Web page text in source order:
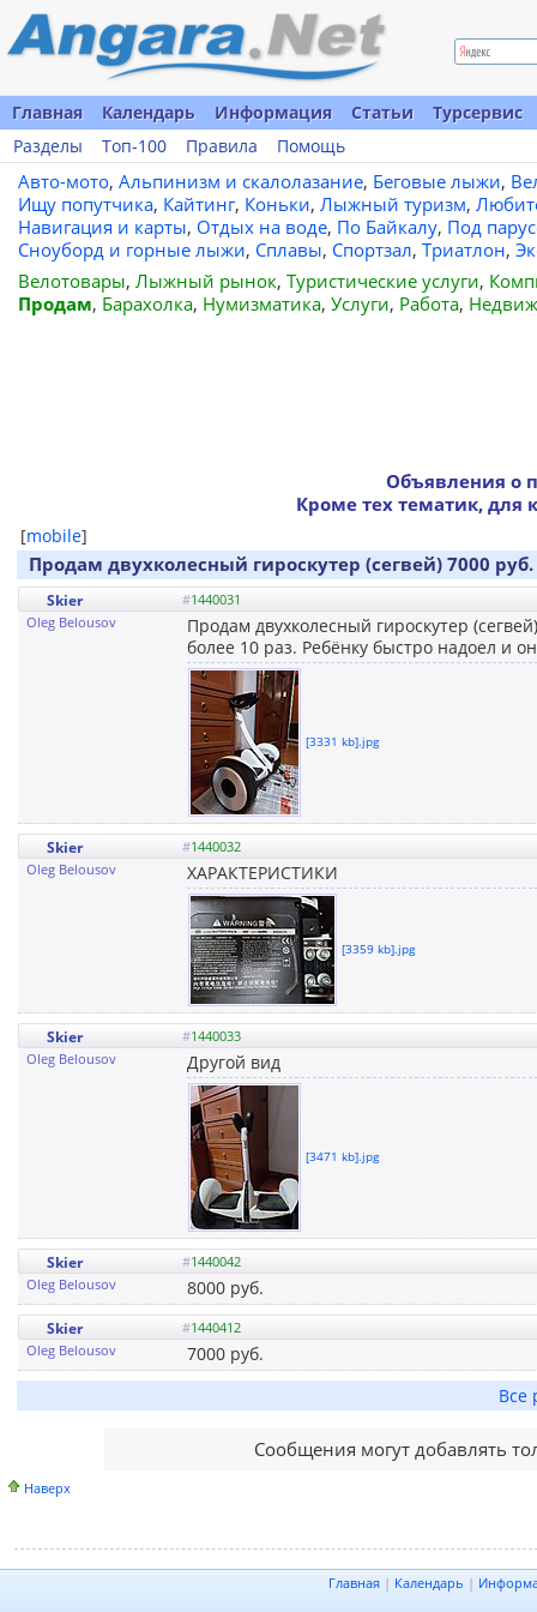
Главная Календарь Информация Статьи
Турсервис
Разделы
Топ-100 Правила Помощь
Авто-мото, Альпинизм и скалолазание, Беговые лыжи,
Ищу попутчика, Кайтинг, Коньки, Лыжный туризм,
Навигация и карты, Отдых на воде, По Байкалу, Под
Сноуборд и горные лыжи, Сплавы, Спортзал, Триатлон,
Велотовары, Лыжный рынок, Туристические услуги,
Продам, Барахолка, Нумизматика, Услуги, Работа,
Объявления о
Кроме тех тематик, для
[mobile]
Продам двухколесный гироскутер (сегвей) 7000 руб.
Skier #1440031
Oleg Belousov
Продам двухколесный гироскутер
более 10 раз. Ребёнку быстро надоел и
[3331 kb].jpg
Skier #1440032
Oleg Belousov
ХАРАКТЕРИСТИКИ
[3359 kb].jpg
Skier #1440033
Oleg Belousov
Другой вид
[3471 kb].jpg
Skier #1440042
Oleg Belousov
8000 руб.
Skier #1440412
Oleg Belousov
7000 руб.
Все
Сообщения могут добавлять
Наверх
Главная | Календарь |